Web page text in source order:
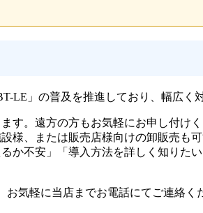
LE」の普及を推進しており、幅広く
す。遠方の方もお気軽にお申し付けく
様、または販売店様向けの卸販売も
るか不安」「導入方法を詳しく知りた
気軽に当店までお電話にてご連絡く